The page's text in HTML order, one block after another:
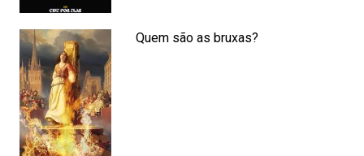
Quem são as bruxas?